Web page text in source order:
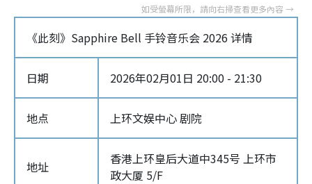
《此刻》Sapphire Bell 手铃音乐会 2026 详情
日期 2026年02月01日 20:00 - 21:30
地点 上环文娱中心 剧院
地址
香港上环皇后大道中345号 上环市
政大厦 5/F